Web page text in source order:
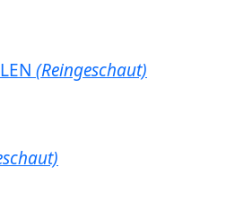
(Reingeschaut)